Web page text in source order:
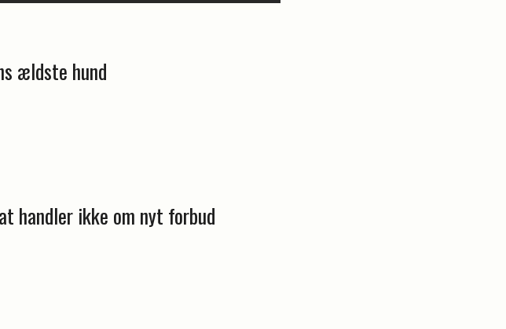
ældste hund
handler ikke om nyt forbud